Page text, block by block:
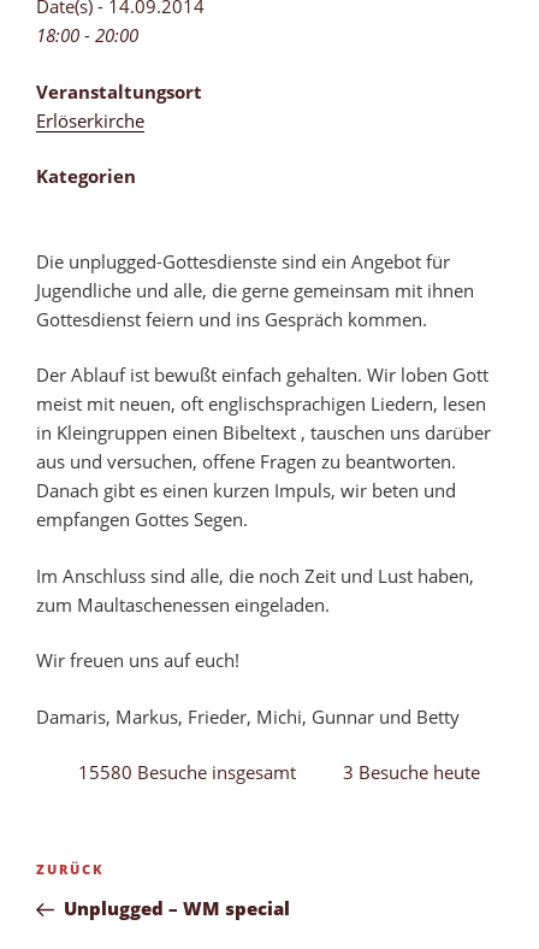
Date(s) - 14.09.2014
18:00 - 20:00
Veranstaltungsort
Erlöserkirche
Kategorien
Die unplugged-Gottesdienste sind ein Angebot für
Jugendliche und alle, die gerne gemeinsam mit ihnen
Gottesdienst feiern und ins Gespräch kommen.
Der Ablauf ist bewußt einfach gehalten. Wir loben Gott
meist mit neuen, oft englischsprachigen Liedern, lesen
in Kleingruppen einen Bibeltext , tauschen uns darüber
aus und versuchen, offene Fragen zu beantworten.
Danach gibt es einen kurzen Impuls, wir beten und
empfangen Gottes Segen.
Im Anschluss sind alle, die noch Zeit und Lust haben,
zum Maultaschenessen eingeladen.
Wir freuen uns auf euch!
Damaris, Markus, Frieder, Michi, Gunnar und Betty
15580 Besuche insgesamt 3 Besuche heute
Beitragsnavigation
Vorheriger
Beitrag
ZURÜCK
Unplugged – WM special